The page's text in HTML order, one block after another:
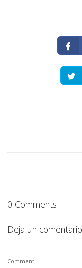
0 Comments
Deja un comentario
Comment: